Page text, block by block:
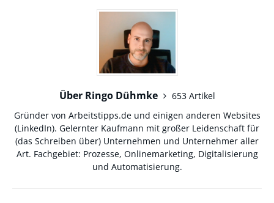
Über Ringo Dühmke
653 Artikel
Gründer von Arbeitstipps.de und einigen anderen Websites
(LinkedIn). Gelernter Kaufmann mit großer Leidenschaft für
(das Schreiben über) Unternehmen und Unternehmer aller
Art. Fachgebiet: Prozesse, Onlinemarketing, Digitalisierung
und Automatisierung.